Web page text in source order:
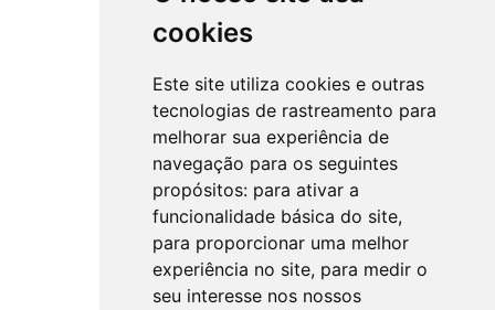
cookies
Este site utiliza cookies e outras
tecnologias de rastreamento para
melhorar sua experiência de
navegação para os seguintes
propósitos: para ativar a
funcionalidade básica do site,
para proporcionar uma melhor
experiência no site, para medir o
seu interesse nos nossos